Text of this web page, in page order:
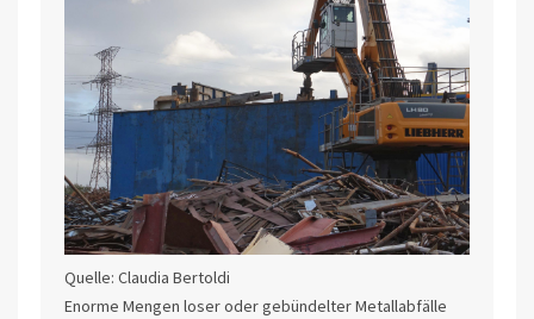
Quelle: Claudia Bertoldi
Enorme Mengen loser oder gebündelter Metallabfälle